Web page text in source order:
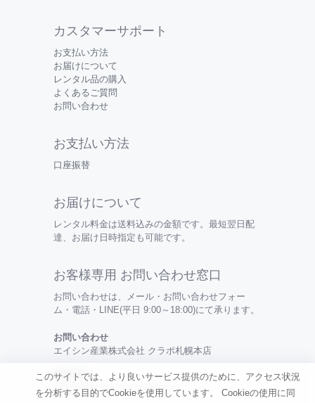
カスタマーサポート
お支払い方法
お届けについて
レンタル品の購入
よくあるご質問
お問い合わせ
お支払い方法
口座振替
お届けについて
レンタル料金は送料込みの金額です。最短翌日配
達、お届け日時指定も可能です。
お客様専用 お問い合わせ窓口
お問い合わせは、メール・お問い合わせフォー
ム・電話・LINE(平日 9:00～18:00)にて承ります。
お問い合わせ
エイシン産業株式会社 クラポ札幌本店
電話番号
0120-099-456 / 050-3494-0315
このサイトでは、より良いサービス提供のために、アクセス状況
を分析する目的でCookieを使用しています。
Cookieの使用に同